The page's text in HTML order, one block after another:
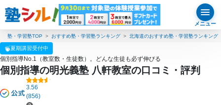
メニュー
塾・学習塾TOP おすすめ塾・学習塾ランキング 北海道のおすすめ塾・学習塾ランキング
夏期講習受付中
個別指導No.1（教室数・生徒数）。どんな生徒も必ず伸びる
個別指導の明光義塾 八軒教室の口コミ・評判
3.56
(856)